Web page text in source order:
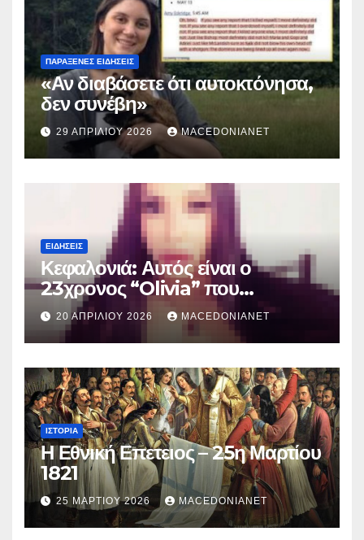
ΠΑΡΆΞΕΝΕΣ ΕΙΔΉΣΕΙΣ
«Αν διαβάσετε ότι αυτοκτόνησα,
δεν συνέβη»
29 ΑΠΡΙΛΊΟΥ 2026 MACEDONIANET
ΕΙΔΉΣΕΙΣ
Κεφαλονιά: Αυτός είναι ο
23χρονος “Olivia” που
κατηγορείται για τον θάνατο της
Μυρτούς
20 ΑΠΡΙΛΊΟΥ 2026 MACEDONIANET
ΙΣΤΟΡΊΑ
Η Εθνική Επετειος – 25η Μαρτίου
1821
25 ΜΑΡΤΊΟΥ 2026 MACEDONIANET